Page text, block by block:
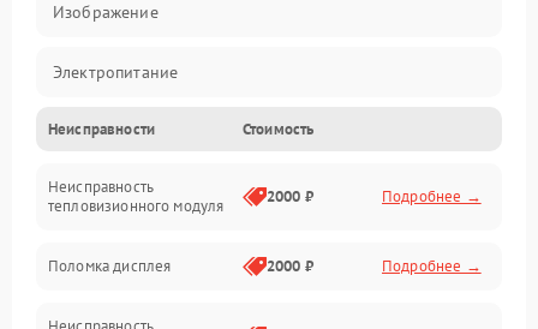
Изображение
Электропитание
Измерения
Матрица
Неисправности Стоимость
Неисправность
тепловизионного модуля
2000 ₽ Подробнее →
Поломка дисплея 2000 ₽ Подробнее →